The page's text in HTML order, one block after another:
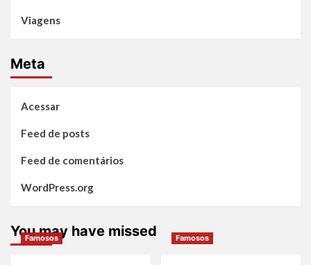
Viagens
Meta
Acessar
Feed de posts
Feed de comentários
WordPress.org
You may have missed
Famosos Famosos